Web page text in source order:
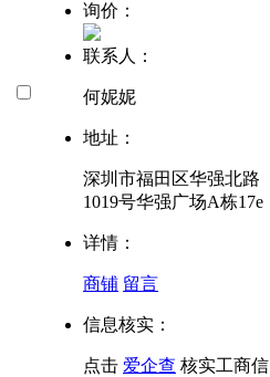
询价：
联系人：
何妮妮
地址：
深圳市福田区华强北路
1019号华强广场A栋17e
详情：
商铺 留言
信息核实：
点击 爱企查 核实工商信